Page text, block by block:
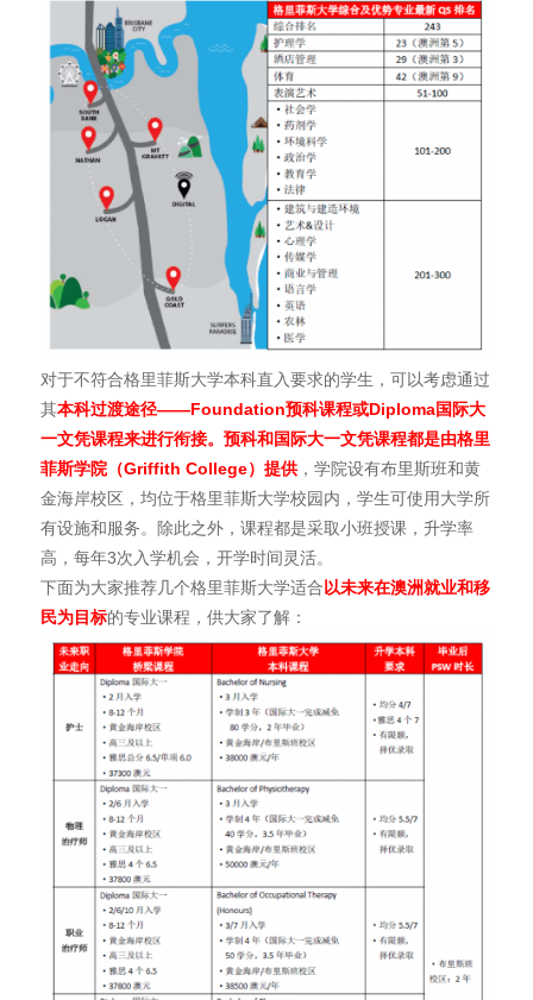
对于不符合格里菲斯大学本科直入要求的学生，可以考虑通过
其本科过渡途径——Foundation预科课程或Diploma国际大
一文凭课程来进行衔接。预科和国际大一文凭课程都是由格里
菲斯学院（Griffith College）提供，学院设有布里斯班和黄
金海岸校区，均位于格里菲斯大学校园内，学生可使用大学所
有设施和服务。除此之外，课程都是采取小班授课，升学率
高，每年3次入学机会，开学时间灵活。
下面为大家推荐几个格里菲斯大学适合以未来在澳洲就业和移
民为目标的专业课程，供大家了解：